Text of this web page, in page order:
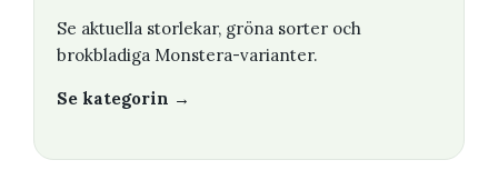
Se aktuella storlekar, gröna sorter och
brokbladiga Monstera-varianter.
Se kategorin →